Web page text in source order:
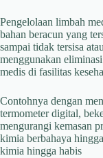
Pengelolaan limbah
bahan beracun yang
sampai tidak tersisa
menggunakan
medis di fasilitas
Contohnya dengan
termometer digital,
mengurangi kemasan
kimia berbahaya
kimia hingga habis